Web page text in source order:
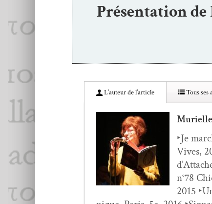
Présentation de
L’au­teur de l’article Tous ses
‣Je
Vives,
n°78
2015